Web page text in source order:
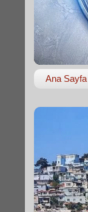
Ana Sayfa